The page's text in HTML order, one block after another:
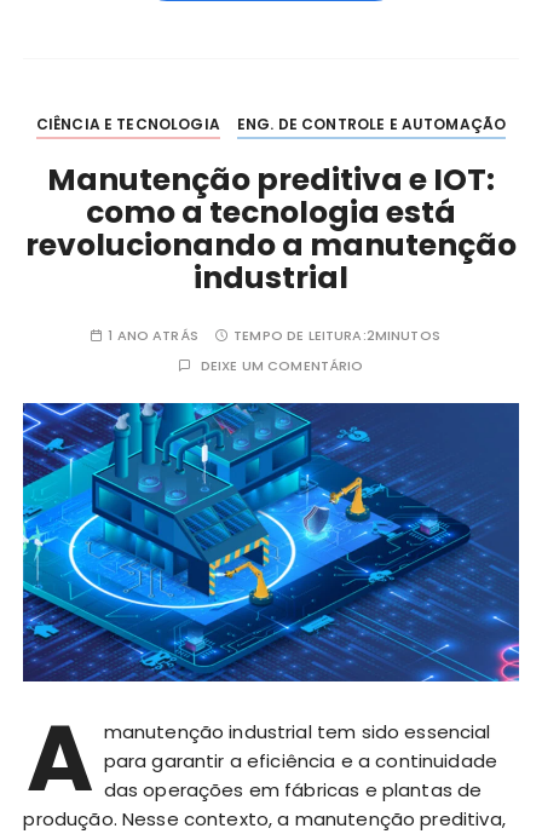
CIÊNCIA E TECNOLOGIA ENG. DE CONTROLE E AUTOMAÇÃO
Manutenção preditiva e IOT:
como a tecnologia está
revolucionando a manutenção
industrial
1 ANO ATRÁS TEMPO DE LEITURA:2MINUTOS
DEIXE UM COMENTÁRIO
A manutenção industrial tem sido essencial
para garantir a eficiência e a continuidade
das operações em fábricas e plantas de
produção. Nesse contexto, a manutenção preditiva,